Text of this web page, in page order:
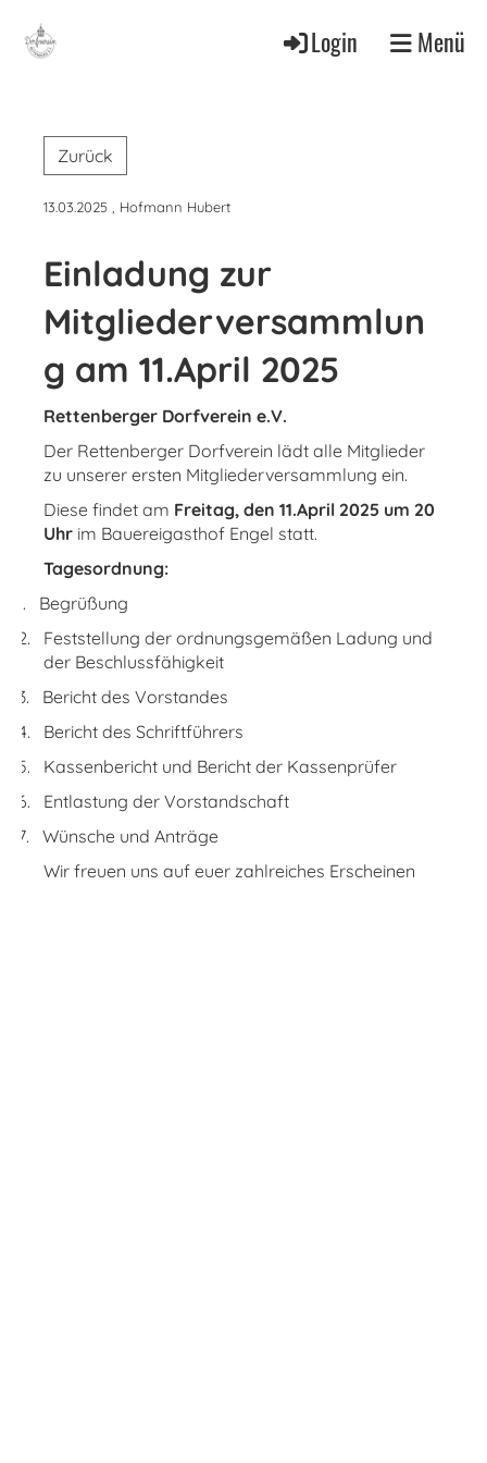
Login Menü
Zurück
13.03.2025 , Hofmann Hubert
Einladung zur
Mitgliederversammlun
g am 11.April 2025
Rettenberger Dorfverein e.V.
Der Rettenberger Dorfverein lädt alle Mitglieder
zu unserer ersten Mitgliederversammlung ein.
Diese findet am Freitag, den 11.April 2025 um 20
Uhr im Bauereigasthof Engel statt.
Tagesordnung:
1.
Begrüßung
2.
Feststellung der ordnungsgemäßen Ladung und
der Beschlussfähigkeit
3.
Bericht des Vorstandes
4.
Bericht des Schriftführers
5.
Kassenbericht und Bericht der Kassenprüfer
6.
Entlastung der Vorstandschaft
7.
Wünsche und Anträge
Wir freuen uns auf euer zahlreiches Erscheinen